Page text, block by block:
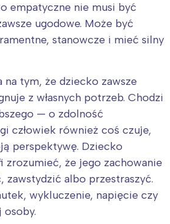
empatyczne nie musi być
ugodowe. Może być
stanowcze i mieć silny
na tym, że dziecko zawsze
z własnych potrzeb. Chodzi
— o zdolność
człowiek również coś czuje,
perspektywę. Dziecko
zrozumieć, że jego zachowanie
zawstydzić albo przestraszyć.
wykluczenie, napięcie czy
osoby.